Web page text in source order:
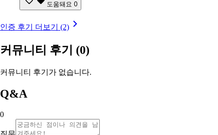
도움돼요 0
인증 후기 더보기 (2)
커뮤니티 후기 (0)
커뮤니티 후기가 없습니다.
Q&A
0